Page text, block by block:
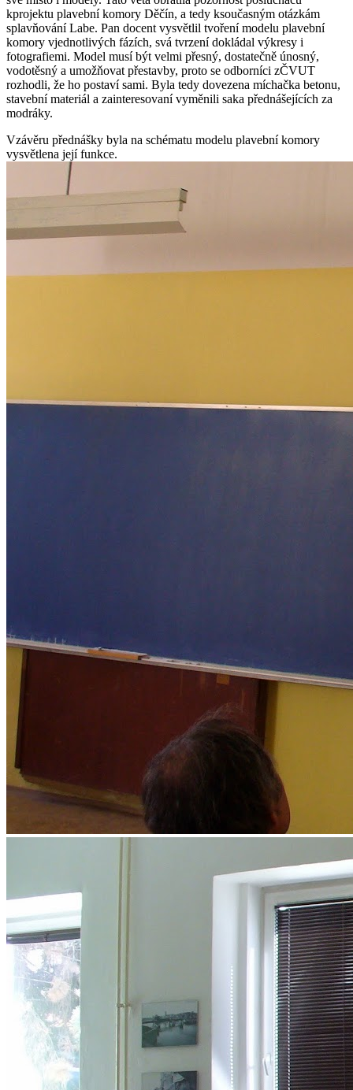
kprojektu plavební komory Děčín, a tedy ksoučasným otázkám
splavňování Labe. Pan docent vysvětlil tvoření modelu plavební
komory vjednotlivých fázích, svá tvrzení dokládal výkresy i
fotografiemi. Model musí být velmi přesný, dostatečně únosný,
vodotěsný a umožňovat přestavby, proto se odborníci zČVUT
rozhodli, že ho postaví sami. Byla tedy dovezena míchačka betonu,
stavební materiál a zainteresovaní vyměnili saka přednášejících za
modráky.
Vzávěru přednášky byla na schématu modelu plavební komory
vysvětlena její funkce.